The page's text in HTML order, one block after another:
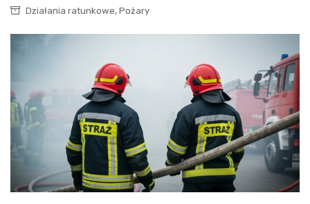
Działania ratunkowe, Pożary